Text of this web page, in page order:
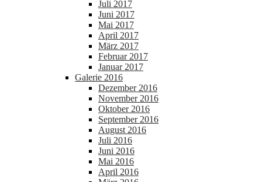
Juli 2017
Juni 2017
Mai 2017
April 2017
März 2017
Februar 2017
Januar 2017
Galerie 2016
Dezember 2016
November 2016
Oktober 2016
September 2016
August 2016
Juli 2016
Juni 2016
Mai 2016
April 2016